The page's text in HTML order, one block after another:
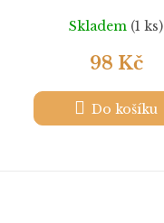
Skladem (1 ks)
98 Kč
Do košíku